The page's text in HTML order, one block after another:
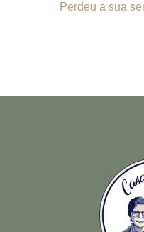
Perdeu a sua